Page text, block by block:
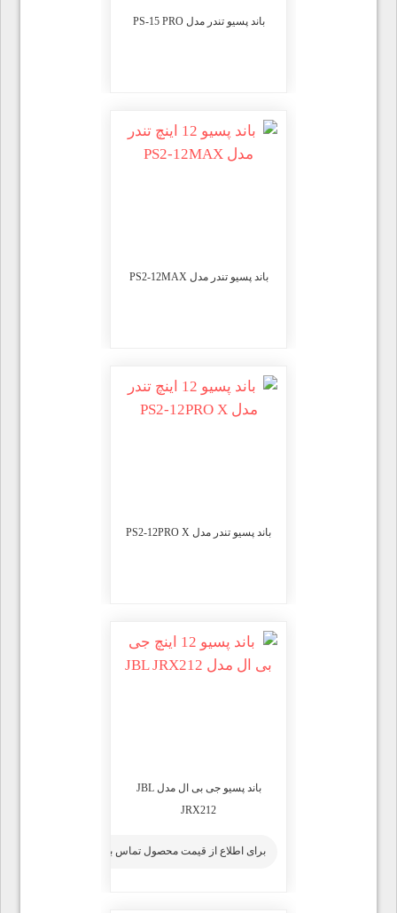
باند پسیو تندر مدل PS-15 PRO
باند پسیو تندر مدل PS2-12MAX
باند پسیو تندر مدل PS2-12PRO X
باند پسیو جی بی ال مدل JBL
JRX212
برای اطلاع از قیمت محصول تماس بگیرید